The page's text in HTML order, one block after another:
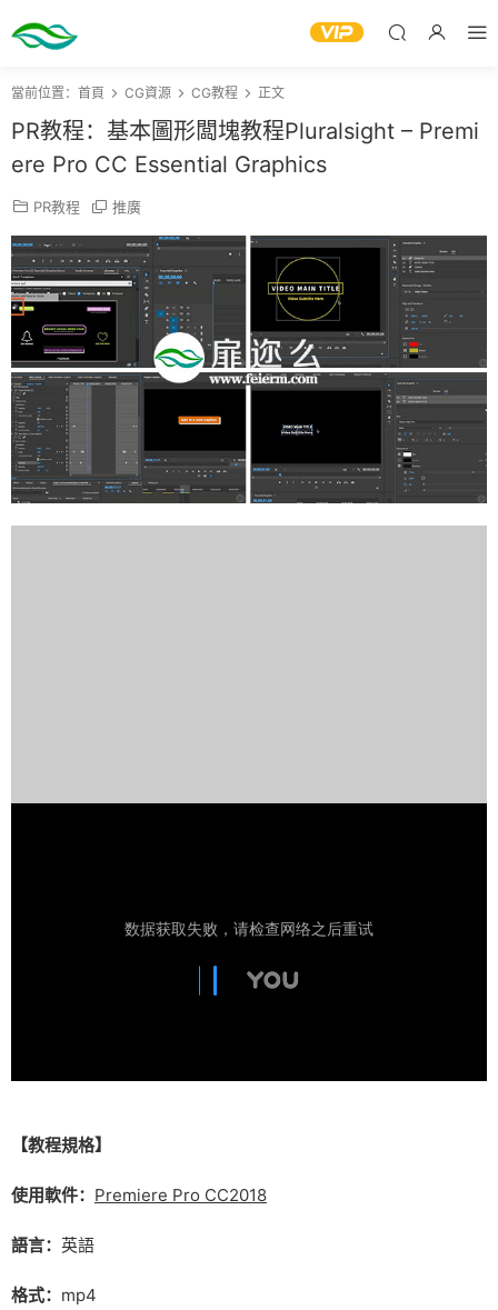
當前位置： 首頁 CG資源 CG教程 正文
PR教程：基本圖形闆塊教程Pluralsight – Premi
ere Pro CC Essential Graphics
PR教程 推廣
【教程規格】
使用軟件： Premiere Pro CC2018
語言： 英語
格式： mp4